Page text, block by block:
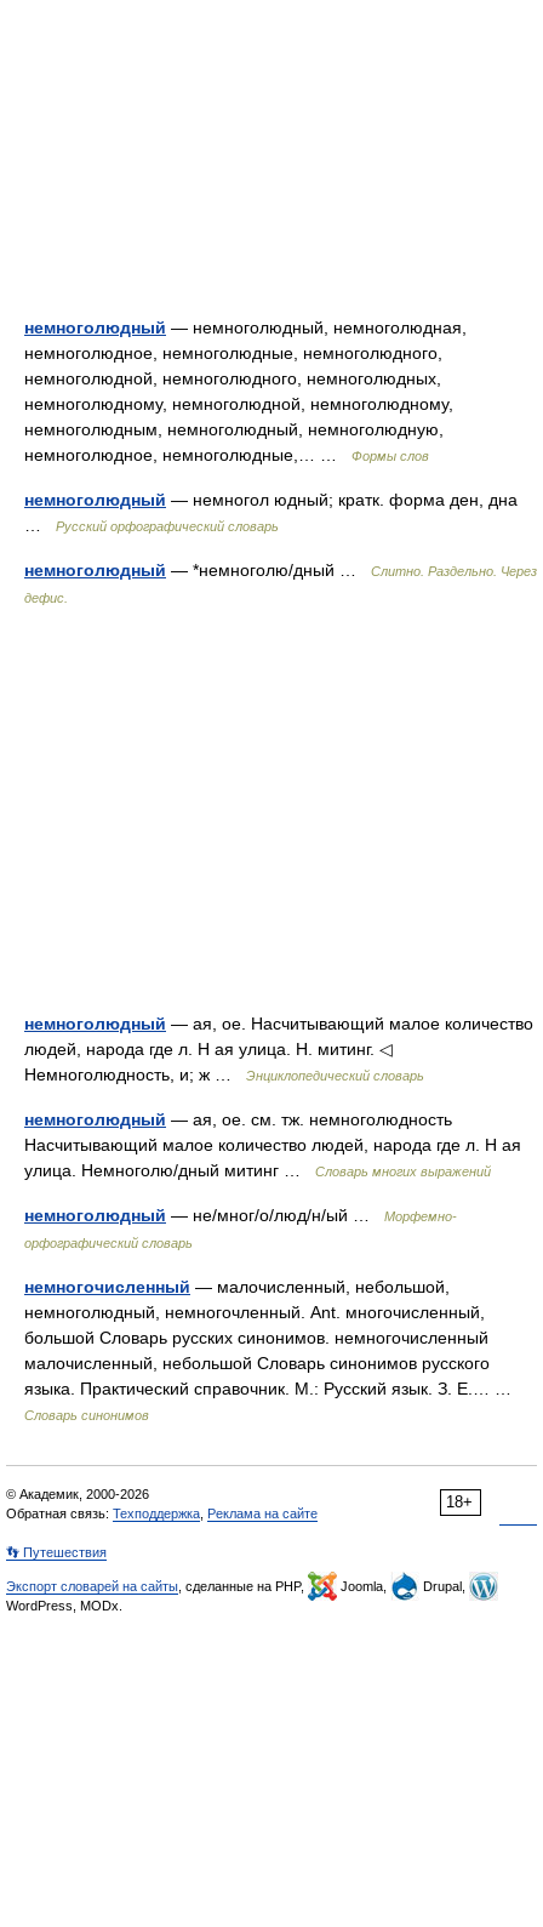
немноголюдный — немноголюдный, немноголюдная,
немноголюдное, немноголюдные, немноголюдного,
немноголюдной, немноголюдного, немноголюдных,
немноголюдному, немноголюдной, немноголюдному,
немноголюдным, немноголюдный, немноголюдную,
немноголюдное, немноголюдные,… …
Формы слов
немноголюдный — немногол юдный; кратк. форма ден, дна
Русский орфографический словарь
немноголюдный — *немноголю/дный …
Слитно. Раздельно. Через
дефис.
немноголюдный — ая, ое. Насчитывающий малое количество
людей, народа где л. Н ая улица. Н. митинг. ◁
Немноголюдность, и; ж …
Энциклопедический словарь
немноголюдный — ая, ое. см. тж. немноголюдность
Насчитывающий малое количество людей, народа где л. Н ая
улица. Немноголю/дный митинг …
Словарь многих выражений
немноголюдный — не/мног/о/люд/н/ый …
Морфемно-
орфографический словарь
немногочисленный — малочисленный, небольшой,
немноголюдный, немногочленный. Ant. многочисленный,
большой Словарь русских синонимов. немногочисленный
малочисленный, небольшой Словарь синонимов русского
языка. Практический справочник. М.: Русский язык. З. Е.… …
Словарь синонимов
18+
© Академик, 2000-2026
Обратная связь: Техподдержка Реклама на сайте
👣 Путешествия
Экспорт словарей на сайты , сделанные на PHP, Joomla,
Drupal,
WordPress, MODx.